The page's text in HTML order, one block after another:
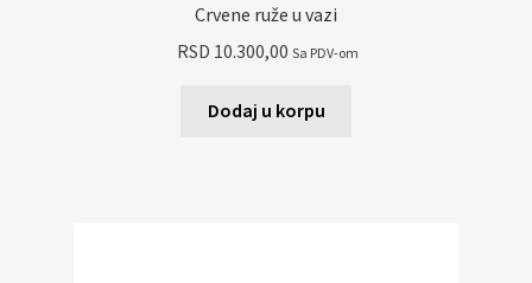
Crvene ruže u vazi
RSD 10.300,00 Sa PDV-om
Dodaj u korpu